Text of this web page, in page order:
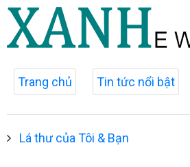
Trang chủ Tin tức nổi bật
Lá thư của Tôi & Bạn